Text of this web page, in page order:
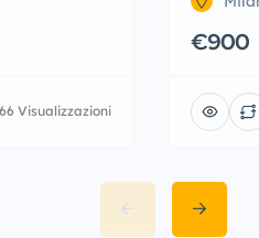
66 Visualizzazioni
€900